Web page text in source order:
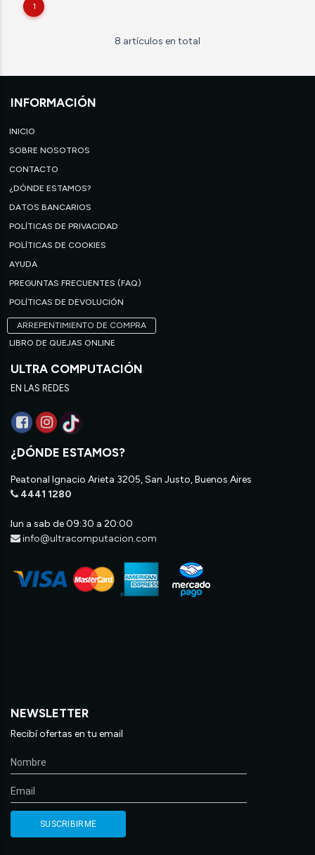
1
8 artículos en total
INFORMACIÓN
INICIO
SOBRE NOSOTROS
CONTACTO
¿DÓNDE ESTAMOS?
DATOS BANCARIOS
POLÍTICAS DE PRIVACIDAD
POLÍTICAS DE COOKIES
AYUDA
PREGUNTAS FRECUENTES (FAQ)
POLÍTICAS DE DEVOLUCIÓN
ARREPENTIMIENTO DE COMPRA
LIBRO DE QUEJAS ONLINE
ULTRA COMPUTACIÓN
EN LAS REDES
¿DÓNDE ESTAMOS?
Peatonal Ignacio Arieta 3205, San Justo, Buenos Aires
4441 1280
lun a sab de 09:30 a 20:00
info@ultracomputacion.com
NEWSLETTER
Recibí ofertas en tu email